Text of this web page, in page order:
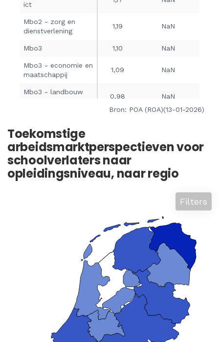
Bron: POA (ROA)(13-01-2026)
Toekomstige
arbeidsmarktperspectieven voor
schoolverlaters naar
opleidingsniveau, naar regio
Filters